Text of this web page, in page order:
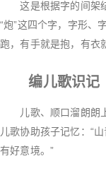
这是根据字的间架结
“炮”这四个字，字形、
跑，有手就是抱，有衣
编儿歌识记
儿歌、顺口溜朗朗上
儿歌协助孩子记忆：“
有好意境。”